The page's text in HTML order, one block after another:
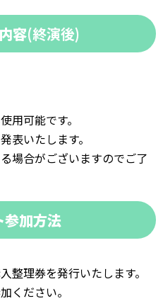
容(終演後)
用可能です。
表いたします。
場合がございますのでご了
参加方法
整理券を発行いたします。
ください。